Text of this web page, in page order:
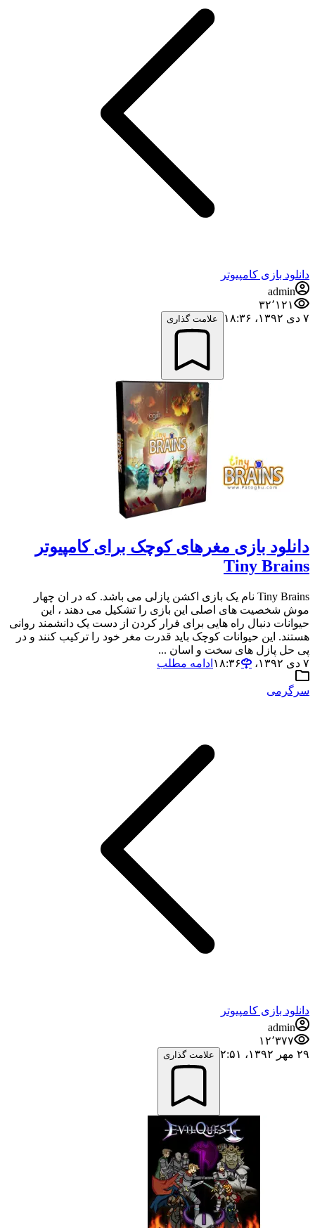
دانلود بازی کامپیوتر
admin
۳۲٬۱۲۱
۷ دی ۱۳۹۲،‏ ۱۸:۳۶
علامت گذاری
دانلود بازی مغرهای کوچک برای کامپیوتر
Tiny Brains
Tiny Brains نام یک بازی اکشن پازلی می باشد. که در ان چهار
موش شخصیت های اصلی این بازی را تشکیل می دهند ، این
حیوانات دنبال راه هایی برای فرار کردن از دست یک دانشمند روانی
هستند. این حیوانات کوچک باید قدرت مغر خود را ترکیب کنند و در
پی حل پازل های سخت و اسان ...
۷ دی ۱۳۹۲،‏ ۱۸:۳۶
ادامه مطلب
سرگرمی
دانلود بازی کامپیوتر
admin
۱۲٬۳۷۷
۲۹ مهر ۱۳۹۲،‏ ۲:۵۱
علامت گذاری